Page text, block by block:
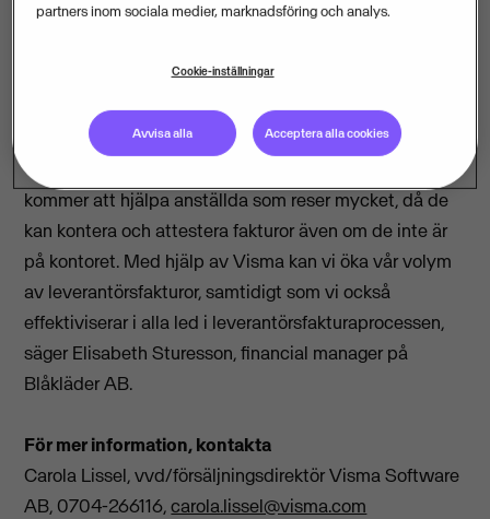
valet föll på Visma Invoice Manager (numera kallad
Blåkläder cirka 7 500 leverantörsfakturor per år från
alla världens hörn.
– Vi tror att Visma Document Center Enterprise
kommer att hjälpa anställda som reser mycket, då de
kan kontera och attestera fakturor även om de inte är
på kontoret. Med hjälp av Visma kan vi öka vår volym
av leverantörsfakturor, samtidigt som vi också
effektiviserar i alla led i leverantörsfakturaprocessen,
säger Elisabeth Sturesson, financial manager på
Blåkläder AB.
För mer information, kontakta
Carola Lissel, vvd/försäljningsdirektör Visma Software
AB, 0704-266116,carola.lissel@visma.com
partners inom sociala medier, marknadsföring och analys.
Cookie-inställningar
Avvisa alla Acceptera alla cookies